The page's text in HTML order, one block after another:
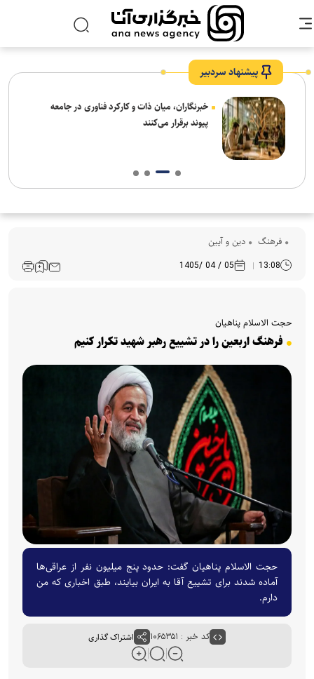
پیشنهاد سردبیر
خبرنگاران، میان ذات و کارکرد فناوری در جامعه
پیوند برقرار می‌کنند
فرهنگ‌ دین و آیین
13:08
05 / 04 /1405
حجت الاسلام پناهیان
فرهنگ اربعین را در تشییع رهبر شهید تکرار کنیم
حجت الاسلام پناهیان گفت: حدود پنج میلیون نفر از عراقی‌ها
آماده شدند برای تشییع آقا به ایران بیایند، طبق اخباری که من
دارم.
کد خبر : ۱۰۶۵۳۵۱ اشتراک گذاری